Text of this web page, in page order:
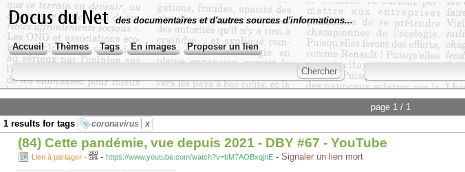
des documentaires et d'autres sources d'informations...
Accueil Thèmes Tags En images Proposer un lien
page 1 / 1
1 results for tags
coronavirus x
(84) Cette pandémie, vue depuis 2021 - DBY #67 - YouTube
Lien à partager - - https://www.youtube.com/watch?v=bM7AOBxqjnE - Signaler un lien mort